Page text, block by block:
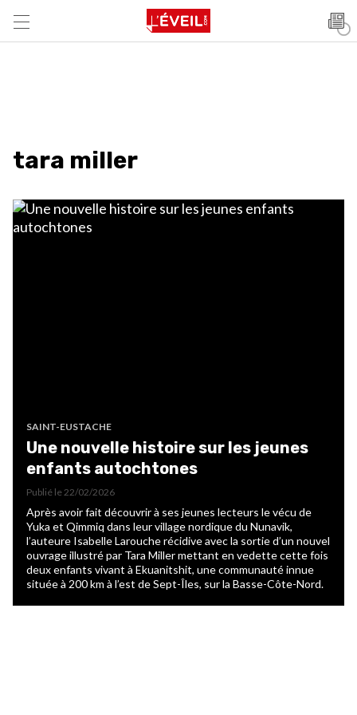
tara miller
SAINT-EUSTACHE
Une nouvelle histoire sur les jeunes
enfants autochtones
Publié le22/02/2026
Après avoir fait découvrir à ses jeunes lecteurs le vécu de
Yuka et Qimmiq dans leur village nordique du Nunavik,
l’auteure Isabelle Larouche récidive avec la sortie d’un nouvel
ouvrage illustré par Tara Miller mettant en vedette cette fois
deux enfants vivant à Ekuanitshit, une communauté innue
située à 200 km à l’est de Sept-Îles, sur la Basse-Côte-Nord.